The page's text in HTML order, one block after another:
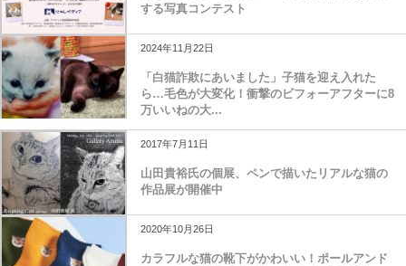
する写真コンテスト
2024年11月22日
「白猫詐欺にあいました」子猫を迎え入れた
ら…毛色が大変化！衝撃のビフォーアフターに8
万いいねの大...
2017年7月11日
山田貴裕氏の個展、ペンで描いたリアルな猫の
作品展が開催中
2020年10月26日
カラフルな猫の靴下がかわいい！ポールアンド